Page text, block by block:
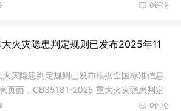
0评论
火灾隐患判定规则已发布2025年11
灾隐患判定规则已发布根据全国标准信息
页面，GB35181-2025 重大火灾隐患判定
0评论